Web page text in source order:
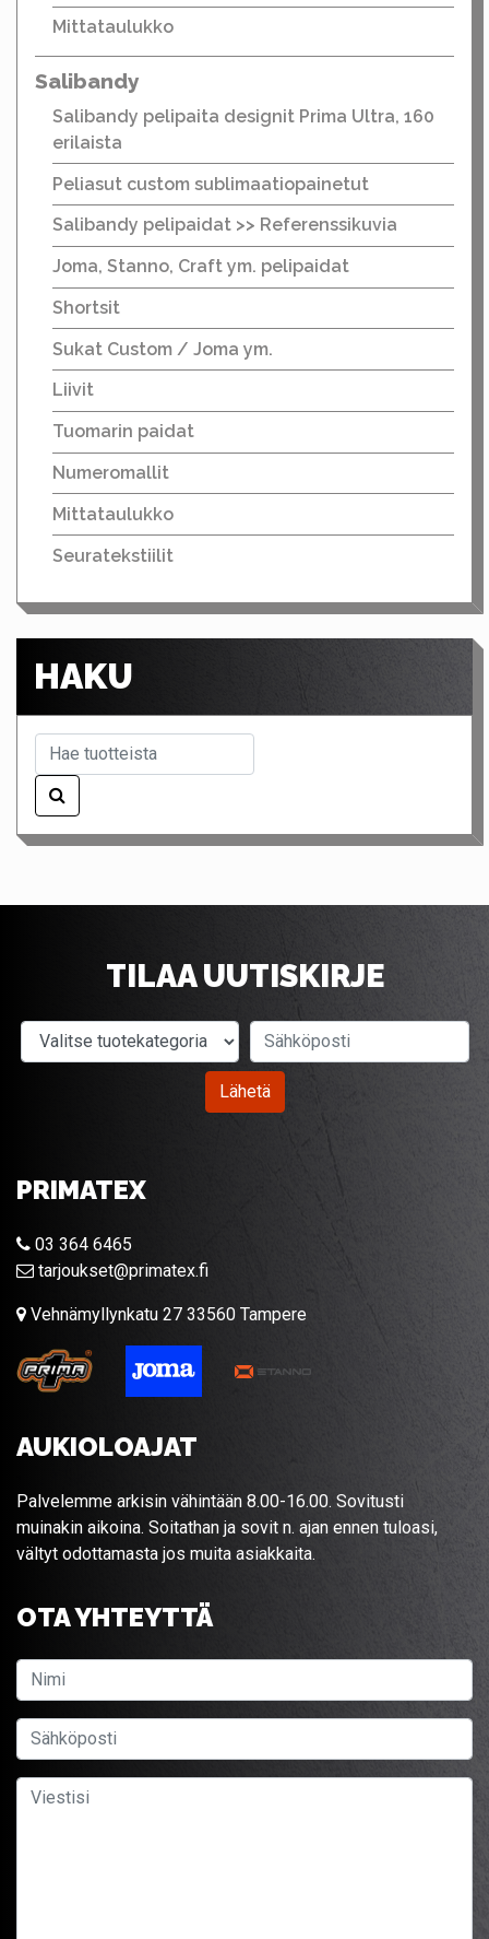
Mittataulukko
Salibandy
Salibandy pelipaita designit Prima Ultra, 160
erilaista
Peliasut custom sublimaatiopainetut
Salibandy pelipaidat >> Referenssikuvia
Joma, Stanno, Craft ym. pelipaidat
Shortsit
Sukat Custom / Joma ym.
Liivit
Tuomarin paidat
Numeromallit
Mittataulukko
Seuratekstiilit
HAKU
TILAA UUTISKIRJE
Valitse tuotekategoria
Lähetä
PRIMATEX
03 364 6465
tarjoukset@primatex.fi
Vehnämyllynkatu 27 33560 Tampere
AUKIOLOAJAT
Palvelemme arkisin vähintään 8.00-16.00. Sovitusti
muinakin aikoina. Soitathan ja sovit n. ajan ennen tuloasi,
vältyt odottamasta jos muita asiakkaita.
OTA YHTEYTTÄ